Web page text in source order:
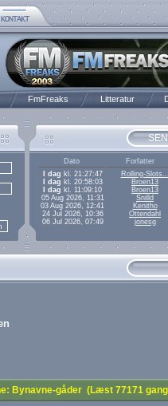
FmFreaks Litteratur
Dato
Forfatter
I dag kl. 21:27:47
Rolling-
I dag kl. 20:58:03
Broen13
I dag kl. 11:09:10
Broen13
05 Aug 2026, 11:31
Snilld
03 Aug 2026, 12:41
Kenitho
24 Jul 2026, 10:36
Ottendahl
06 Jul 2026, 07:49
jonesg
Bynavne-gåder (Læst 77171